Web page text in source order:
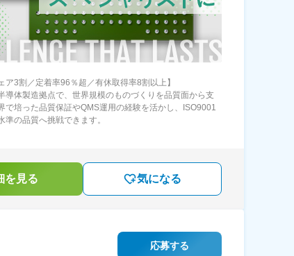
ア3割／定着率96％超／有休取得率8割以上】
導体製造拠点で、世界規模のものづくりを品質面から支
で培った品質保証やQMS運用の経験を活かし、ISO9001
準の品質へ挑戦できます。
を見る 気になる
応募する